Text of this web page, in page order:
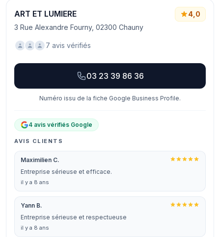
ART ET LUMIERE
3 Rue Alexandre Fourny, 02300 Chauny
4,0
7 avis vérifiés
03 23 39 86 36
Numéro issu de la fiche Google Business Profile.
4 avis vérifiés Google
AVIS CLIENTS
Maximilien C.
Entreprise sérieuse et efficace.
il y a 8 ans
Yann B.
Entreprise sérieuse et respectueuse
il y a 8 ans